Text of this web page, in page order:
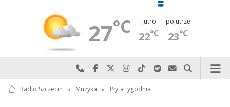
27°C jutro
22°C
pojutrze
23°C
Najlepiej po prostu do nas zadzwoń
Odwiedź nas na Facebook-u
Odwiedź nas na X
Odwiedź nas na Instagram-ie
Odwiedź nas na TikTok-u
Szukaj nas na Spotify
Wyślij do nas
Szukaj
Radio Szczecin » Muzyka » Płyta tygodnia